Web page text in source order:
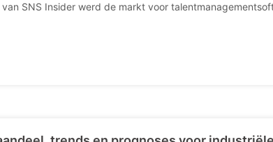
SNS Insider werd de markt voor